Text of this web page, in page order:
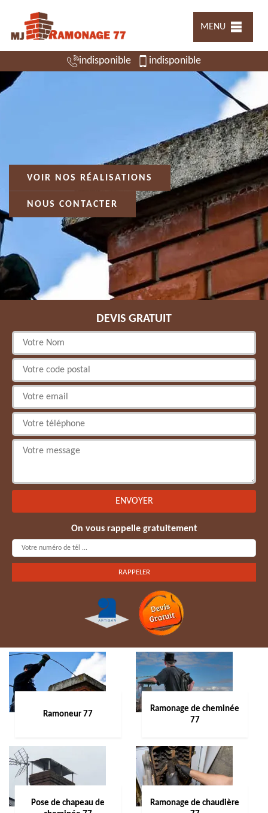
MENU
indisponible indisponible
VOIR NOS RÉALISATIONS
NOUS CONTACTER
DEVIS GRATUIT
On vous rappelle gratuitement
Ramoneur 77
Ramonage de cheminée
77
Pose de chapeau de
Ramonage de chaudière